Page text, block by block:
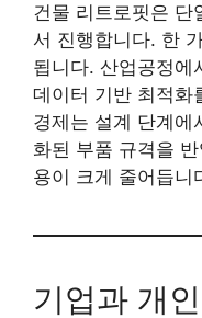
건물 리트로핏은 단
서 진행합니다. 한
됩니다. 산업공정에
데이터 기반 최적화
경제는 설계 단계에
화된 부품 규격을
용이 크게 줄어듭니
기업과 개